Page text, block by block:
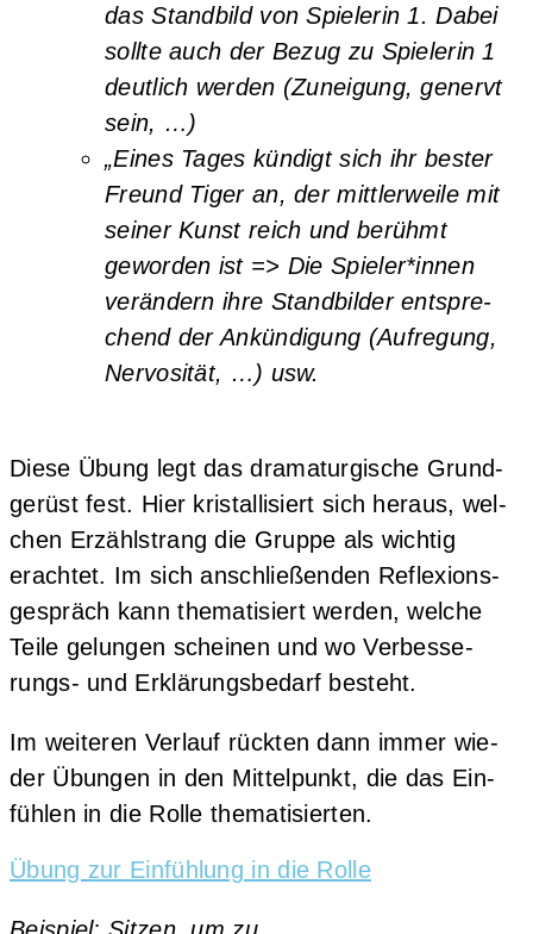
das Stand­bild von Spie­le­rin 1. Dabei
soll­te auch der Bezug zu Spie­le­rin 1
deut­lich wer­den (Zunei­gung, genervt
sein, …)
„Eines Tages kün­digt sich ihr bes­ter
Freund Tiger an, der mitt­ler­wei­le mit
sei­ner Kunst reich und berühmt
gewor­den ist => Die Spieler*innen
ver­än­dern ihre Stand­bil­der ent­spre­
chend der Ankün­di­gung (Auf­re­gung,
Ner­vo­si­tät, …) usw.
Die­se Übung legt das dra­ma­tur­gi­sche Grund­
ge­rüst fest. Hier kris­tal­li­siert sich her­aus, wel­
chen Erzähl­strang die Grup­pe als wich­tig
erach­tet. Im sich anschlie­ßen­den Refle­xi­ons­
ge­spräch kann the­ma­ti­siert wer­den, wel­che
Tei­le gelun­gen schei­nen und wo Ver­bes­se­
rungs- und Erklä­rungs­be­darf besteht.
Im wei­te­ren Ver­lauf rück­ten dann immer wie­
der Übun­gen in den Mit­tel­punkt, die das Ein­
füh­len in die Rol­le thematisierten.
Übung zur Ein­füh­lung in die Rolle
Bei­spiel: Sit­zen, um zu…